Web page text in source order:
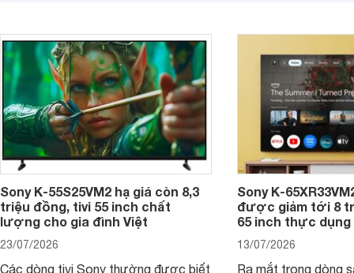
dùng cho phòng bao nhiêu m2?
Sony K-55S25VM2 hạ giá còn 8,3
triệu đồng, tivi 55 inch chất
lượng cho gia đình Việt
23/07/2026
Các dòng tivi Sony thường được biết
Sony K-
được giảm tới 8
65 inch thực
13/07/2026
Ra mắt trong dòng